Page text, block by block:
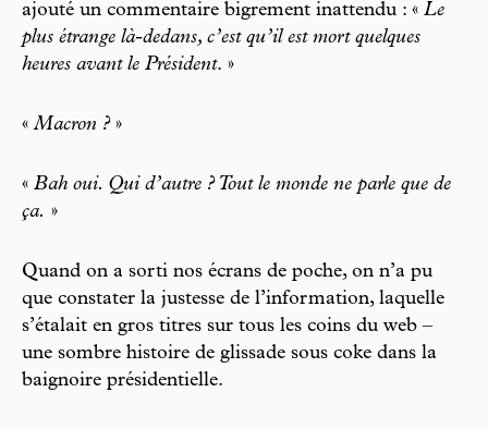
ajouté un commentaire bigrement inattendu : « Le
plus étrange là-dedans, c’est qu’il est mort quelques
heures avant le Président. »
«Macron ?»
« Bah oui. Qui d’autre ? Tout le monde ne parle que de
ça. »
Quand on a sorti nos écrans de poche, on n’a pu
que constater la justesse de l’information, laquelle
s’étalait en gros titres sur tous les coins du web –
une sombre histoire de glissade sous coke dans la
baignoire présidentielle.